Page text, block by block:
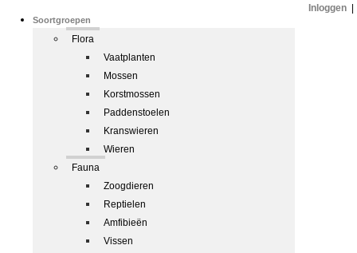
Soortgroepen
Flora
Vaatplanten
Mossen
Korstmossen
Paddenstoelen
Kranswieren
Wieren
Fauna
Zoogdieren
Reptielen
Amfibieën
Vissen
Inloggen